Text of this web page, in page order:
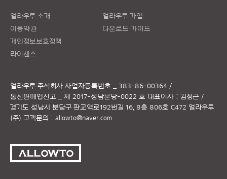
얼라우투 소개
이용약관
개인정보보호정책
라이센스
얼라우투 가입
다운로드 가이드
얼라우투 주식회사 사업자등록번호 _ 383-86-00364 /
통신판매업신고 _ 제 2017-성남분당-0022 호 대표이사 : 김정근 /
경기도 성남시 분당구 판교역로192번길 16, 8층 806호 C472 얼라우투
(주) 고객문의 : allowto@naver.com